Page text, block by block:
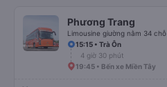
Phương Trang
Limousine giường nằm 34 chỗ
15:15 • Trà Ôn
4 giờ 30 phút
19:45 • Bến xe Miền Tây